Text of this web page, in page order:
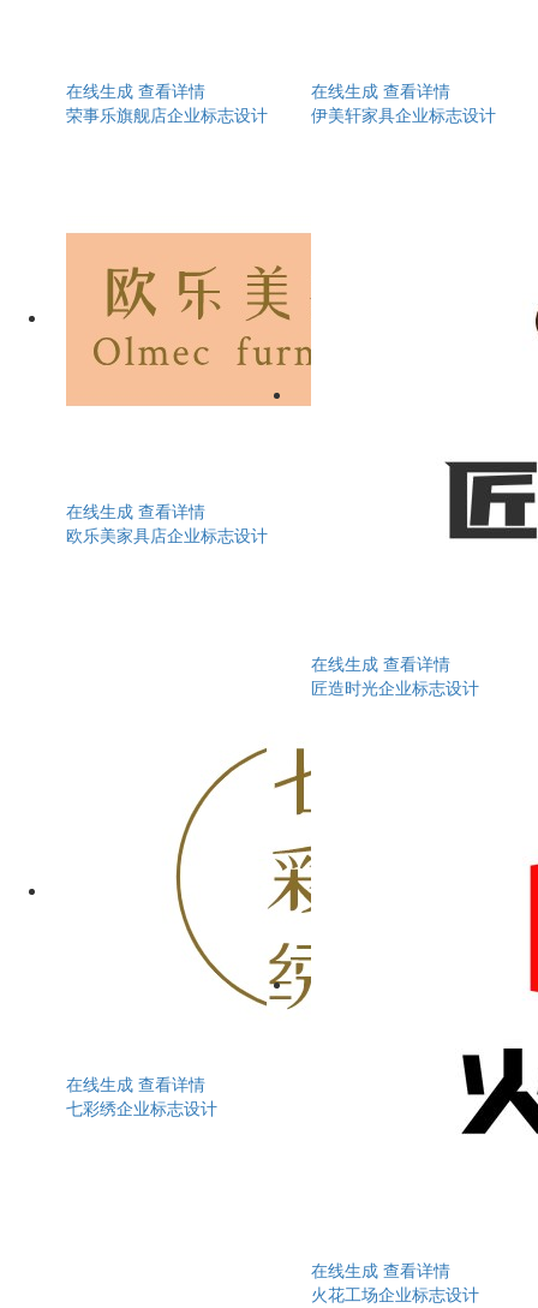
在线生成 查看详情
荣事乐旗舰店企业标志设计
在线生成 查看详情
伊美轩家具企业标志设计
在线生成 查看详情
欧乐美家具店企业标志设计
在线生成 查看详情
匠造时光企业标志设计
在线生成 查看详情
七彩绣企业标志设计
在线生成 查看详情
火花工场企业标志设计